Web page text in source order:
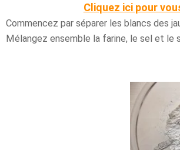
Cliquez ici pour
Commencez par séparer les blancs des
Mélangez ensemble la farine, le sel et le